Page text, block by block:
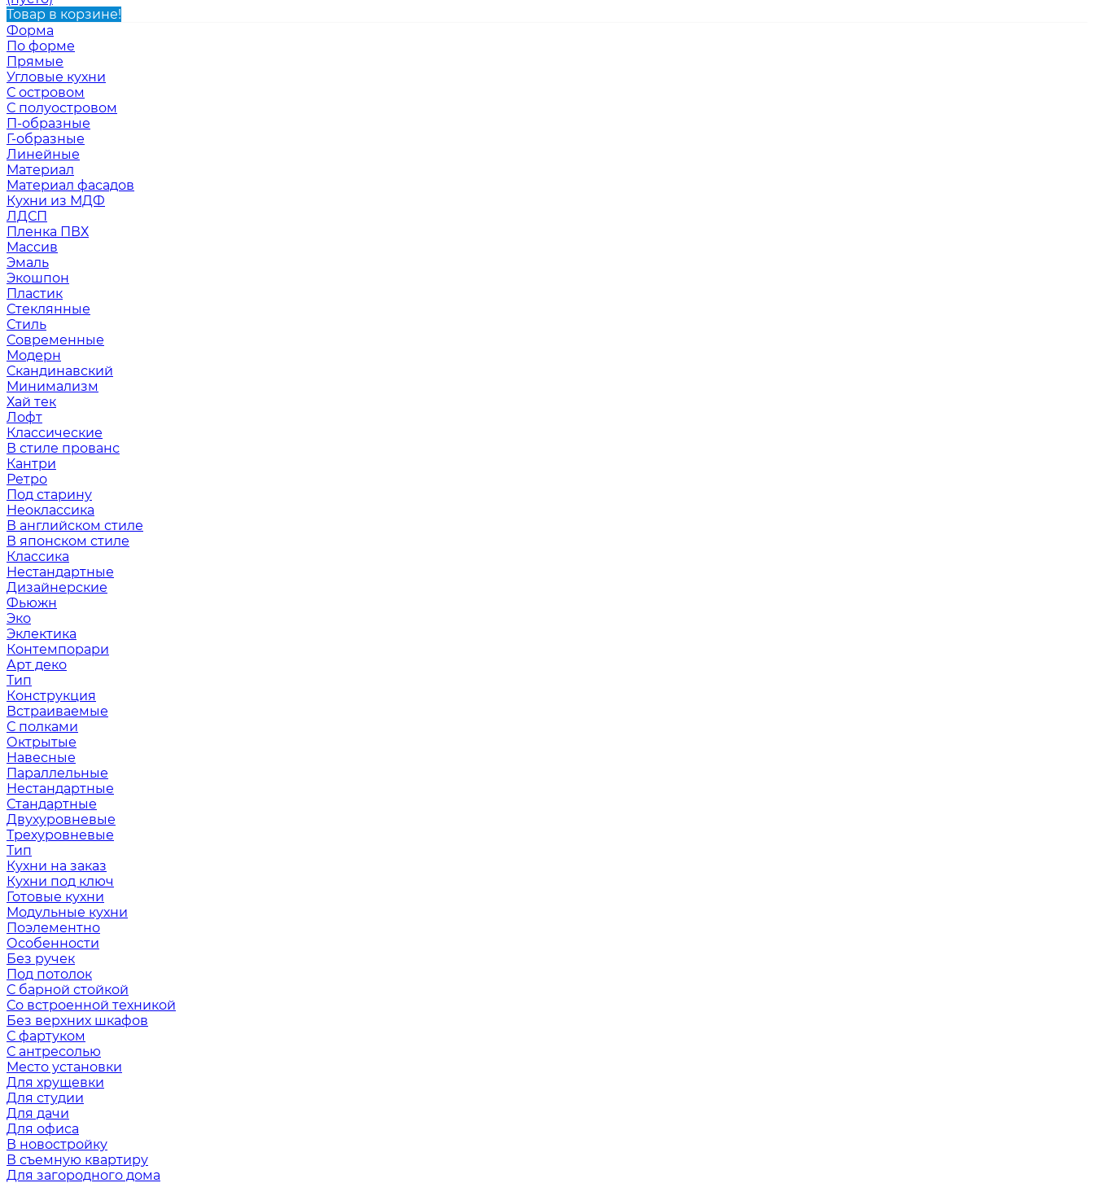
Товар в корзине!
Форма
По форме
Прямые
Угловые кухни
С островом
С полуостровом
П-образные
Г-образные
Линейные
Материал
Материал фасадов
Кухни из МДФ
ЛДСП
Пленка ПВХ
Массив
Эмаль
Экошпон
Пластик
Стеклянные
Стиль
Современные
Модерн
Скандинавский
Минимализм
Хай тек
Лофт
Классические
В стиле прованс
Кантри
Ретро
Под старину
Неоклассика
В английском стиле
В японском стиле
Классика
Нестандартные
Дизайнерские
Фьюжн
Эко
Эклектика
Контемпорари
Арт деко
Тип
Конструкция
Встраиваемые
С полками
Октрытые
Навесные
Параллельные
Нестандартные
Стандартные
Двухуровневые
Трехуровневые
Тип
Кухни на заказ
Кухни под ключ
Готовые кухни
Модульные кухни
Поэлементно
Особенности
Без ручек
Под потолок
С барной стойкой
Со встроенной техникой
Без верхних шкафов
С фартуком
С антресолью
Место установки
Для хрущевки
Для студии
Для дачи
Для офиса
В новостройку
В съемную квартиру
Для загородного дома